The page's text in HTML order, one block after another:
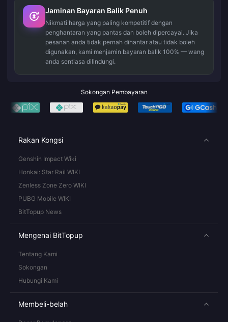
Jaminan Bayaran Balik Penuh
Nikmati harga yang paling kompetitif dengan
penghantaran yang pantas dan boleh dipercayai. Jika
pesanan anda tidak pernah dihantar atau tidak boleh
digunakan, kami menjamin bayaran balik 100% — wang
anda sentiasa dilindungi.
Sokongan Pembayaran
Rakan Kongsi
Genshin Impact Wiki
Honkai: Star Rail WIKI
Zenless Zone Zero WIKI
PUBG Mobile WIKI
BitTopup News
Mengenai BitTopup
Tentang Kami
Sokongan
Hubungi Kami
Membeli-belah